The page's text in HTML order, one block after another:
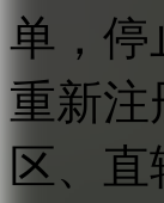
单，停
重新注
区、